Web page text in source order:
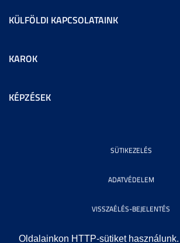
Oldalainkon HTTP-sütiket használunk.
KÜLFÖLDI KAPCSOLATAINK
KAROK
KÉPZÉSEK
SÜTIKEZELÉS
ADATVÉDELEM
VISSZAÉLÉS-BEJELENTÉS
KÖZÉRDEKŰ ADATOK